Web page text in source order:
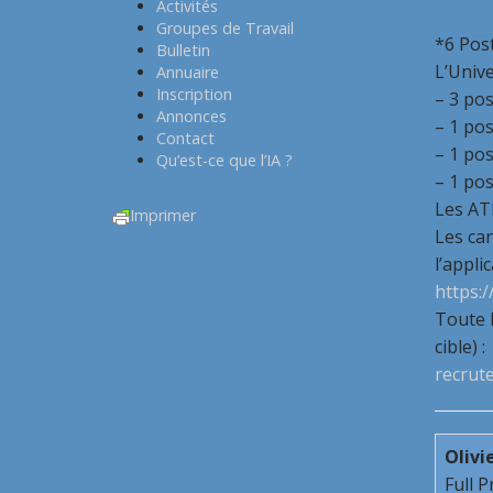
*6
– 3
– 1
– 1
– 1
Les
Les
Toute
cible) :
Full
Activités
Groupes de Travail
Bulletin
Annuaire
Inscription
Annonces
Contact
Qu’est-ce que l’IA ?
Imprimer